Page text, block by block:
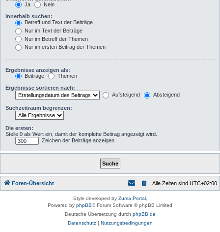
Ja
Nein
Innerhalb suchen:
Betreff und Text der Beiträge
Nur im Text der Beiträge
Nur im Betreff der Themen
Nur im ersten Beitrag der Themen
Ergebnisse anzeigen als:
Beiträge
Themen
Ergebnisse sortieren nach:
Aufsteigend
Absteigend
Suchzeitraum begrenzen:
Die ersten:
Stelle 0 als Wert ein, damit der komplette Beitrag angezeigt wird.
Zeichen der Beiträge anzeigen
Foren-Übersicht Alle Zeiten sind UTC+02:00
Style developed by Zuma Portal,
Powered by phpBB® Forum Software © phpBB Limited
Deutsche Übersetzung durch phpBB.de
Datenschutz| Nutzungsbedingungen